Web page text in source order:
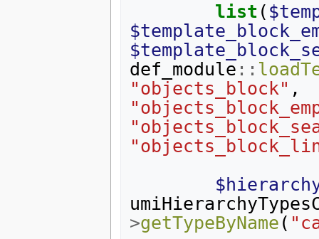
list (
def_module ::
"objects_block" ,
>getTypeByName (